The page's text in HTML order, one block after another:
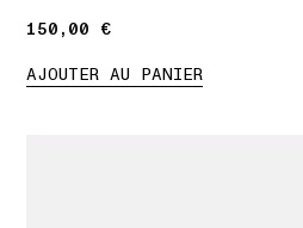
150,00 €
150,00 €
AJOUTER AU PANIER